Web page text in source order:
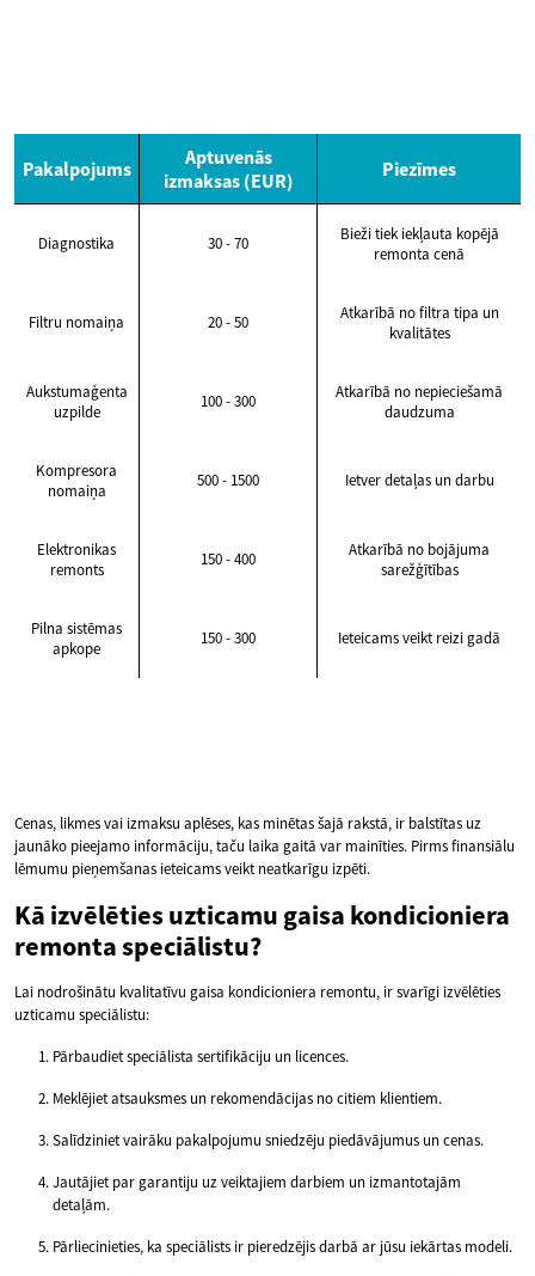
Pakalpojums
Aptuvenās
izmaksas (EUR)
Piezīmes
Diagnostika 30 - 70
Bieži tiek iekļauta kopējā
remonta cenā
Filtru nomaiņa 20 - 50
Atkarībā no filtra tipa un
kvalitātes
Aukstumaģenta
uzpilde
100 - 300
Atkarībā no nepieciešamā
daudzuma
Kompresora
nomaiņa
500 - 1500 Ietver detaļas un darbu
Elektronikas
remonts
150 - 400
Atkarībā no bojājuma
sarežģītības
Pilna sistēmas
apkope
150 - 300 Ieteicams veikt reizi gadā
Cenas, likmes vai izmaksu aplēses, kas minētas šajā rakstā, ir balstītas uz
jaunāko pieejamo informāciju, taču laika gaitā var mainīties. Pirms finansiālu
lēmumu pieņemšanas ieteicams veikt neatkarīgu izpēti.
Kā izvēlēties uzticamu gaisa kondicioniera
remonta speciālistu?
Lai nodrošinātu kvalitatīvu gaisa kondicioniera remontu, ir svarīgi izvēlēties
uzticamu speciālistu:
Pārbaudiet speciālista sertifikāciju un licences.
Meklējiet atsauksmes un rekomendācijas no citiem klientiem.
Salīdziniet vairāku pakalpojumu sniedzēju piedāvājumus un cenas.
Jautājiet par garantiju uz veiktajiem darbiem un izmantotajām
detaļām.
Pārliecinieties, ka speciālists ir pieredzējis darbā ar jūsu iekārtas modeli.